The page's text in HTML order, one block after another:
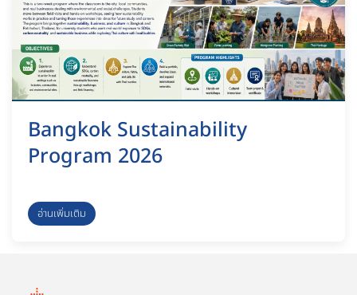
Bangkok Sustainability
Program 2026
อ่านเพิ่มเติม